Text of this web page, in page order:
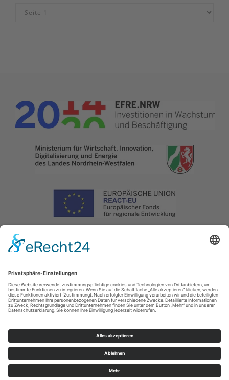
Impressum|Datenschutz|Haftungsausschluss|Kontakt
Naturpark Arnsberger Wald - Projektbüro Sauerland-Waldroute
E: info@sauerland-waldroute.de
Cookie-Einstellungen